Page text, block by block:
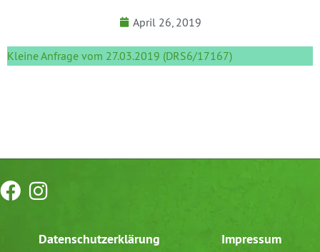
April 26, 2019
Kleine Anfrage vom 27.03.2019 (DRS6/17167)
Datenschutzerklärung Impressum